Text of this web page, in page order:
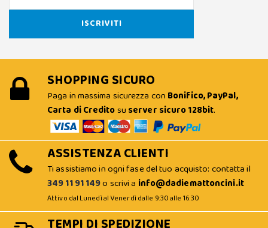
SHOPPING SICURO
Paga in massima sicurezza con Bonifico, PayPal,
Carta di Creditosu server sicuro 128bit.
ASSISTENZA CLIENTI
Ti assistiamo in ogni fase del tuo acquisto: contatta il
349 11 91 149o scrivi a info@dadiemattoncini.it
Attivo dal Lunedì al Venerdì dalle 9:30 alle 16:30